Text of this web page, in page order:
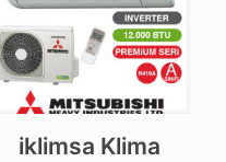
iklimsa Klima